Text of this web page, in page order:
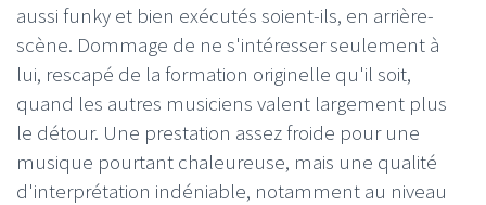
aussi funky et bien exécutés soient-ils, en arrière-
scène. Dommage de ne s'intéresser seulement à
lui, rescapé de la formation originelle qu'il soit,
quand les autres musiciens valent largement plus
le détour. Une prestation assez froide pour une
musique pourtant chaleureuse, mais une qualité
d'interprétation indéniable, notamment au niveau